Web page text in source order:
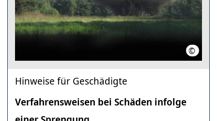
©
Hinweise für Geschädigte
Verfahrensweisen bei Schäden infolge